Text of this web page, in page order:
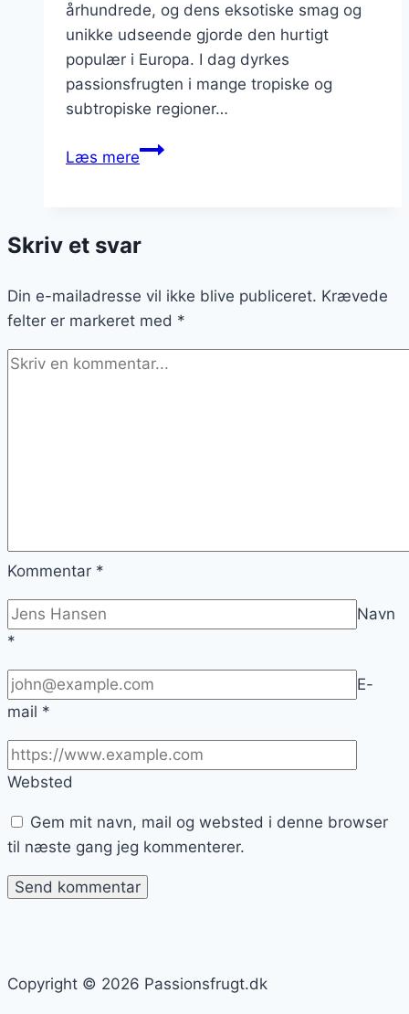
århundrede, og dens eksotiske smag og
unikke udseende gjorde den hurtigt
populær i Europa. I dag dyrkes
passionsfrugten i mange tropiske og
subtropiske regioner…
Læs merePassionsfrugt
en
twist
Skriv et svar
Din e-mailadresse vil ikke blive publiceret. Krævede
felter er markeret med *
Kommentar *
Navn
*
E-
mail *
Websted
Gem mit navn, mail og websted i denne browser
til næste gang jeg kommenterer.
Copyright © 2026 Passionsfrugt.dk